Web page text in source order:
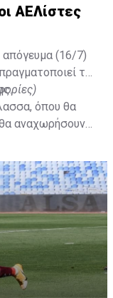
ΑΕΛίστες
απόγευμα (16/7)
το
όπου θα
αναχωρήσουν